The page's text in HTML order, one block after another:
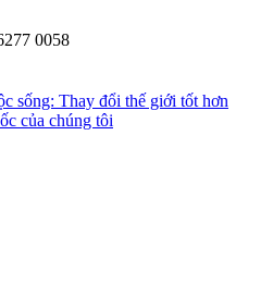
0058
sống: Thay đổi thế giới tốt hơn
của chúng tôi